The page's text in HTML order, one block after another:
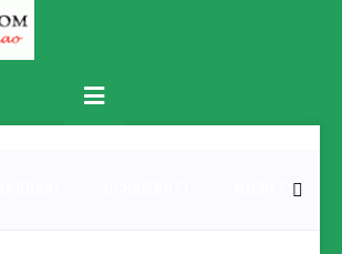
Primary
Menu
MICHEZO